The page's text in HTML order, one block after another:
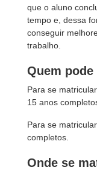
que o aluno
tempo e, dessa
conseguir
trabalho.
Quem
Para se
15 anos
Para se
completos.
Onde se